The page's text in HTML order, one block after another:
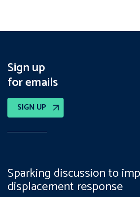
Sign up
for emails
SIGN UP
Sparking discussion to
displacement response